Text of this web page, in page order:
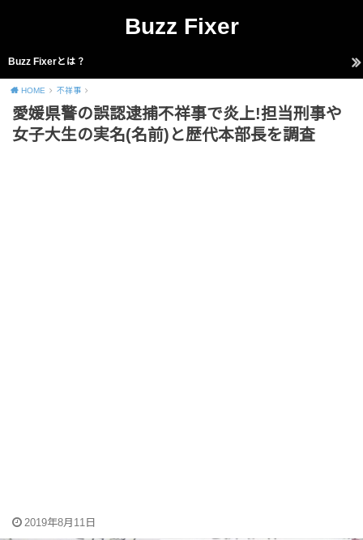
Buzz Fixer
Buzz Fixerとは？
HOME 不祥事
愛媛県警の誤認逮捕不祥事で炎上!担当刑事や
女子大生の実名(名前)と歴代本部長を調査
2019年8月11日